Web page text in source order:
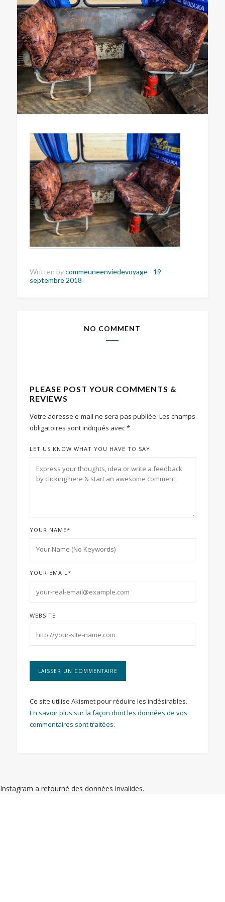
Written bycommeuneenviedevoyage - 19
septembre 2018
NO COMMENT
PLEASE POST YOUR COMMENTS &
REVIEWS
Votre adresse e-mail ne sera pas publiée. Les champs
obligatoires sont indiqués avec*
LET US KNOW WHAT YOU HAVE TO SAY:
YOUR NAME*
YOUR EMAIL*
WEBSITE
Ce site utilise Akismet pour réduire les indésirables.
En savoir plus sur la façon dont les données de vos
commentaires sont traitées.
Instagram a retourné des données invalides.